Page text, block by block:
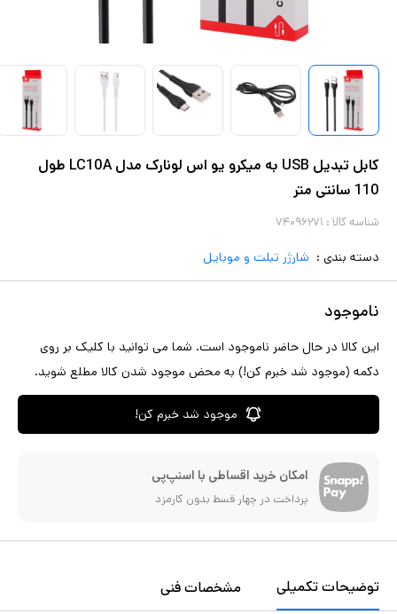
کابل تبدیل USB به میکرو یو اس لونارک مدل LC10A طول
110 سانتی متر
شناسه کالا : ۷۴۰۹۶۲۷۱
دسته بندی : شارژر تبلت و موبایل
ناموجود
این کالا در حال حاضر ناموجود است. شما می توانید با کلیک بر روی
دکمه (موجود شد خبرم کن!) به محض موجود شدن کالا مطلع شوید.
موجود شد خبرم کن!
امکان خرید اقساطی با اسنپ‌پی
پرداخت در چهار قسط بدون کارمزد
توضیحات تکمیلی مشخصات فنی